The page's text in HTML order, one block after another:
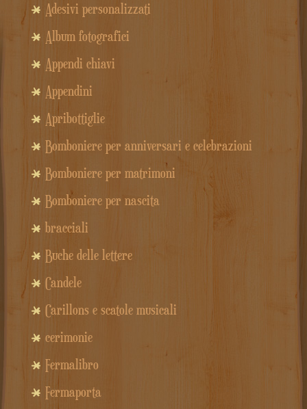
Adesivi personalizzati
Album fotografici
Appendi chiavi
Appendini
Apribottiglie
Bomboniere per anniversari e celebrazioni
Bomboniere per matrimoni
Bomboniere per nascita
bracciali
Buche delle lettere
Candele
Carillons e scatole musicali
cerimonie
Fermalibro
Fermaporta